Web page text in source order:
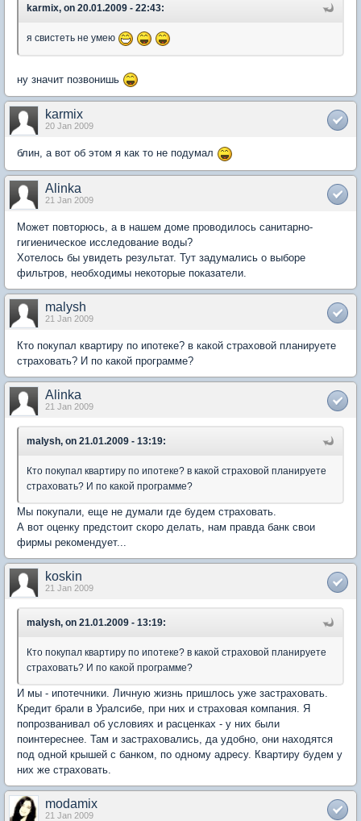
karmix, on 20.01.2009 - 22:43:
я свистеть не умею
ну значит позвонишь
karmix
20 Jan 2009
блин, а вот об этом я как то не подумал
Alinka
21 Jan 2009
Может повторюсь, а в нашем доме проводилось санитарно-
гигиеническое исследование воды?
Хотелось бы увидеть результат. Тут задумались о выборе
фильтров, необходимы некоторые показатели.
malysh
21 Jan 2009
Кто покупал квартиру по ипотеке? в какой страховой планируете
страховать? И по какой программе?
Alinka
21 Jan 2009
malysh, on 21.01.2009 - 13:19:
Кто покупал квартиру по ипотеке? в какой страховой планируете
страховать? И по какой программе?
Мы покупали, еще не думали где будем страховать.
А вот оценку предстоит скоро делать, нам правда банк свои
фирмы рекомендует...
koskin
21 Jan 2009
malysh, on 21.01.2009 - 13:19:
Кто покупал квартиру по ипотеке? в какой страховой планируете
страховать? И по какой программе?
И мы - ипотечники. Личную жизнь пришлось уже застраховать.
Кредит брали в Уралсибе, при них и страховая компания. Я
попрозванивал об условиях и расценках - у них были
поинтереснее. Там и застраховались, да удобно, они находятся
под одной крышей с банком, по одному адресу. Квартиру будем у
них же страховать.
modamix
21 Jan 2009